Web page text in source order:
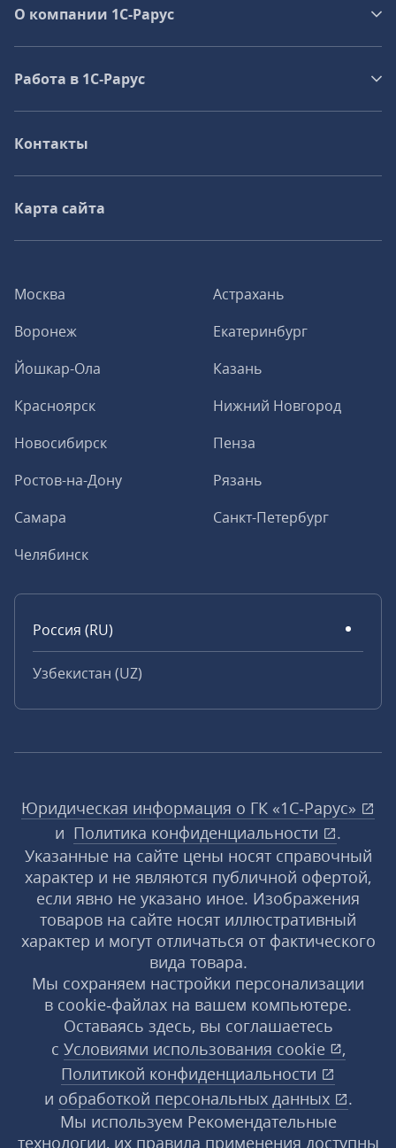
Москва
Астрахань
Воронеж
Екатеринбург
Йошкар-Ола
Казань
Красноярск
Нижний Новгород
Новосибирск
Пенза
Ростов-на-Дону
Рязань
Самара
Санкт-Петербург
Челябинск
Россия (RU)
Узбекистан (UZ)
О компании 1C-Рарус
Работа в 1С‑Рарус
Контакты
Карта сайта
Юридическая информация о ГК «1С‑Рарус»
и Политика конфиденциальности
.
Указанные на сайте цены носят справочный
характер и не являются публичной офертой,
если явно не указано иное. Изображения
товаров на сайте носят иллюстративный
характер и могут отличаться от фактического
вида товара.
Мы сохраняем настройки персонализации
в cookie‑файлах на вашем компьютере.
Оставаясь здесь, вы соглашаетесь
с Условиями использования cookie
,
Политикой конфиденциальности
и обработкой персональных данных
.
Мы используем Рекомендательные
технологии, их правила применения доступны